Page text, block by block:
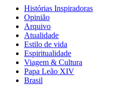
Histórias Inspiradoras
Opinião
Arquivo
Atualidade
Estilo de vida
Espiritualidade
Viagem & Cultura
Papa Leão XIV
Brasil